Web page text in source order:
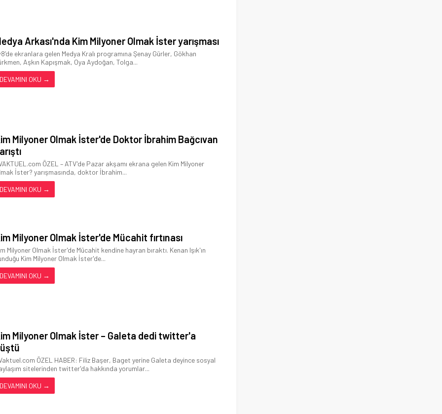
Arkası'nda Kim Milyoner Olmak İster yarışması
ekranlara gelen Medya Kralı programına Şenay Gürler, Gökhan
Aşkın Kapışmak, Oya Aydoğan, Tolga...
DEVAMINI OKU →
Milyoner Olmak İster'de Doktor İbrahim Bağcıvan
ÖZEL – ATV'de Pazar akşamı ekrana gelen Kim Milyoner
İster? yarışmasında, doktor İbrahim...
DEVAMINI OKU →
Milyoner Olmak İster'de Mücahit fırtınası
Milyoner Olmak İster'de Mücahit kendine hayran bıraktı. Kenan Işık'ın
Kim Milyoner Olmak İster'de...
DEVAMINI OKU →
Milyoner Olmak İster – Galeta dedi twitter'a
ÖZEL HABER: Filiz Başer, Baget yerine Galeta deyince sosyal
sitelerinden twitter'da hakkında yorumlar...
DEVAMINI OKU →